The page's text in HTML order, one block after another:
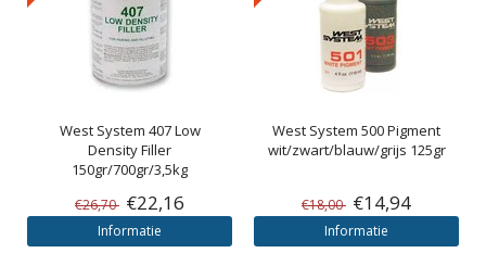
West System 407 Low
Density Filler
150gr/700gr/3,5kg
€26,70 €22,16
Informatie
West System 500 Pigment
wit/zwart/blauw/grijs 125gr
€18,00 €14,94
Informatie